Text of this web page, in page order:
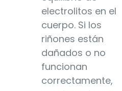
electrolitos en el
cuerpo. Si los
riñones están
dañados o no
funcionan
correctamente,